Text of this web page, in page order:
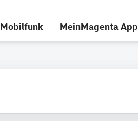
Mobilfunk MeinMagenta App